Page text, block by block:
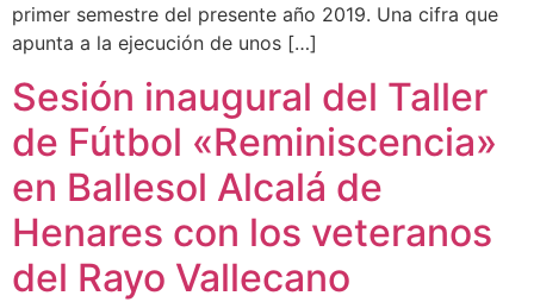
primer semestre del presente año 2019. Una cifra que
apunta a la ejecución de unos […]
Sesión inaugural del Taller
de Fútbol «Reminiscencia»
en Ballesol Alcalá de
Henares con los veteranos
del Rayo Vallecano